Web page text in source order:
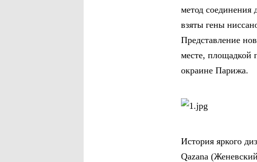
метод соединения
взяты гены
Представление
месте, площадкой
окраине Парижа.
История яркого
Qazana